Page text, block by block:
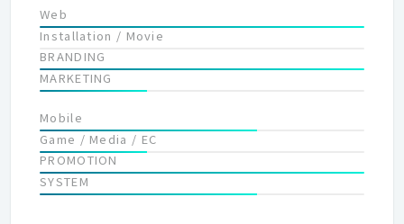
Web
Installation / Movie
BRANDING
MARKETING
Mobile
Game / Media / EC
PROMOTION
SYSTEM